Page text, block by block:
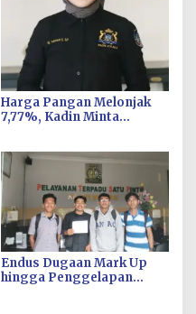
Harga Pangan Melonjak
7,77%, Kadin Minta
di Kolaka
Endus Dugaan Mark Up
hingga Penggelapan